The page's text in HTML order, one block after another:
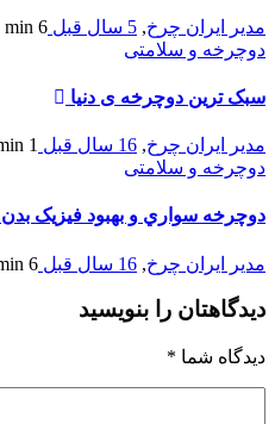
مدیر ایران چرخ, 5 سال قبل 6 min
دوچرخه و سلامتی
سبک ترین دوچرخه ی دنیا
مدیر ایران چرخ, 16 سال قبل 1 min
دوچرخه و سلامتی
دوچرخه سواري و بهبود فيزيک بدن
مدیر ایران چرخ, 16 سال قبل 6 min
دیدگاهتان را بنویسید
دیدگاه شما *